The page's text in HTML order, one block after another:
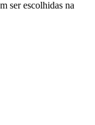
ser escolhidas na